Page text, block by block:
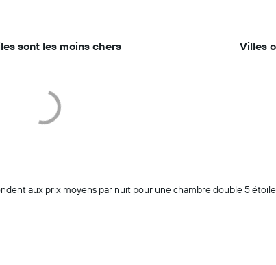
sont les moins chers Villes
aux prix moyens par nuit pour une chambre double 5